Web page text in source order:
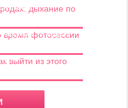
во время
7 идей
выйти из этого